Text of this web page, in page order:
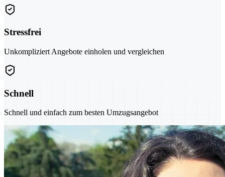
Stressfrei
Unkompliziert Angebote einholen und vergleichen
Schnell
Schnell und einfach zum besten Umzugsangebot